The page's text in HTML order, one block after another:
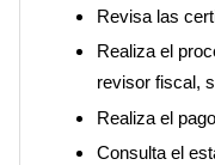
Revisa las
Realiza el
revisor fiscal,
Realiza el
Consulta el